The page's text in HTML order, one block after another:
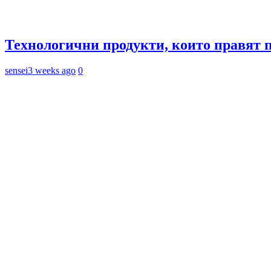
Технологични продукти, които правят
sensei3 weeks ago 0